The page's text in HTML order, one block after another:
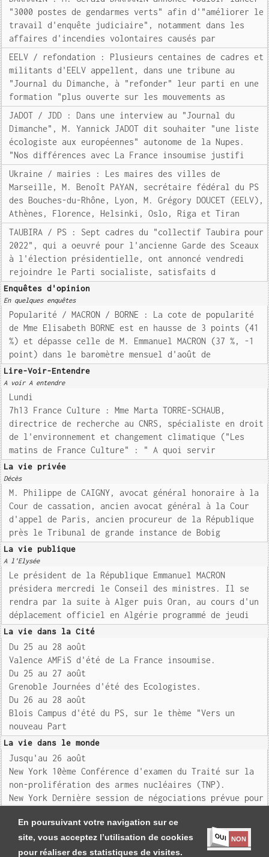
En poursuivant votre navigation sur ce
site, vous acceptez l’utilisation de cookies
pour réaliser des statistiques de visites.
OUI NON
"3000 postes de gendarmes verts" afin d'"améliorer le
travail d'enquête judiciaire", notamment dans les
affaires d'incendies volontaires causés par
EELV / refondation : Plusieurs centaines de cadres et
militants d'EELV appellent, dans une tribune au
"Journal du Dimanche, à "refonder" leur parti en une
formation "plus ouverte sur les mouvements as
JADOT / JDD : Dans une interview au "Journal du
Dimanche", M. Yannick JADOT dit souhaiter "une liste
écologiste aux européennes" autonome de la Nupes.
"Nos différences avec La France insoumise justifi
Ukraine / mairies : Les maires des villes de
Marseille, M. Benoît PAYAN, secrétaire fédéral du PS
des Bouches-du-Rhône, Lyon, M. Grégory DOUCET (EELV),
Athènes, Florence, Helsinki, Oslo, Riga et Tiran
TAUBIRA / PS : Sept cadres du "collectif Taubira pour
2022", qui a oeuvré pour l'ancienne Garde des Sceaux
à l'élection présidentielle, ont annoncé vendredi
rejoindre le Parti socialiste, satisfaits d
Enquêtes d'opinion
En quelques enquêtes
Popularité / MACRON / BORNE : La cote de popularité
de Mme Elisabeth BORNE est en hausse de 3 points (41
%) et dépasse celle de M. Emmanuel MACRON (37 %, -1
point) dans le baromètre mensuel d'août de
Lire-Voir-Entendre
A voir A entendre
Lundi
7h13 France Culture : Mme Marta TORRE-SCHAUB,
directrice de recherche au CNRS, spécialiste en droit
de l'environnement et changement climatique ("Les
matins de France Culture" : " A quoi servir
La vie privée
Décès
M. Philippe de CAIGNY, avocat général honoraire à la
Cour de cassation, ancien avocat général à la Cour
d'appel de Paris, ancien procureur de la République
près le Tribunal de grande instance de Bobig
La vie publique
A l'Elysée
Le président de la République Emmanuel MACRON
présidera mercredi le Conseil des ministres. Il se
rendra par la suite à Alger puis Oran, au cours d'un
déplacement officiel en Algérie programmé de jeudi
La vie dans la Cité
Du 25 au 28 août
Valence AMFiS d'été de La France insoumise.
Du 25 au 27 août
Grenoble Journées d'été des Ecologistes.
Du 26 au 28 août
Blois Campus d'été du PS, sur le thème "Vers un
nouveau Part
La vie dans le monde
Jusqu'au 26 août
New York 10ème Conférence d'examen du Traité sur la
non-prolifération des armes nucléaires (TNP).
New York Dernière session de négociations prévue pour